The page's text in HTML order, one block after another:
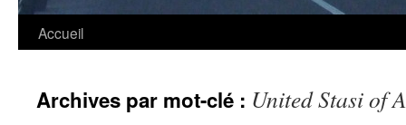
Accueil
Archives par mot-clé : United Stasi of